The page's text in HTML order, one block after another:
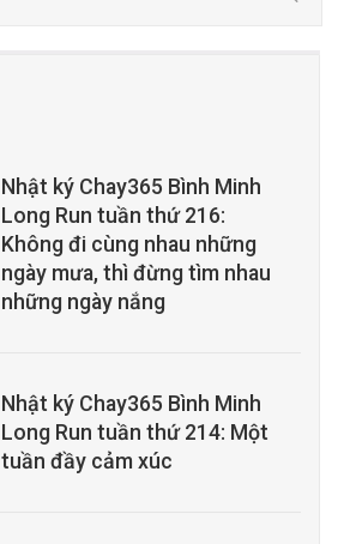
Nhật ký Chay365 Bình Minh
Long Run tuần thứ 216:
Không đi cùng nhau những
ngày mưa, thì đừng tìm nhau
những ngày nắng
Nhật ký Chay365 Bình Minh
Long Run tuần thứ 214: Một
tuần đầy cảm xúc